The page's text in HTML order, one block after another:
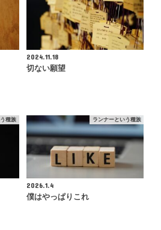
2024.11.18
切ない願望
種族 ランナーという種族
2026.1.4
僕はやっぱりこれ